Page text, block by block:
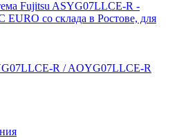
R / AOYG07LLCE-R